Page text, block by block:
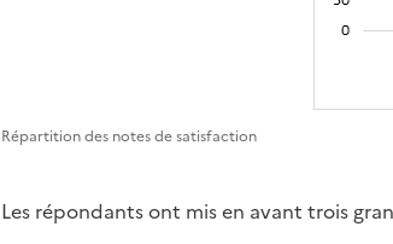
Répartition des notes de satisfaction
Les répondants ont mis en avant trois